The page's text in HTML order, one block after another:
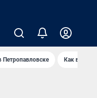
Петропавловске Как